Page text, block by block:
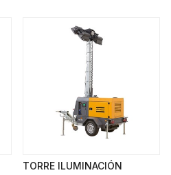
TORRE ILUMINACIÓN